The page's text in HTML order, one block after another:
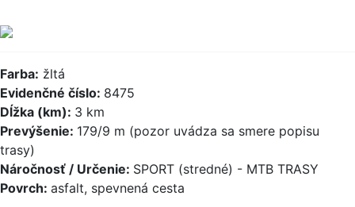
Farba: žltá
Evidenčné číslo: 8475
Dĺžka (km): 3 km
Prevýšenie: 179/9 m (pozor uvádza sa smere popisu
trasy)
Náročnosť / Určenie: SPORT (stredné) - MTB TRASY
Povrch: asfalt, spevnená cesta